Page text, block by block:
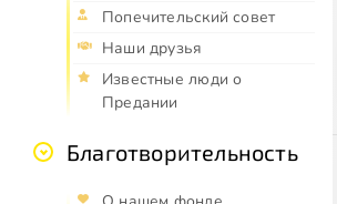
Попечительский совет
Наши друзья
Известные люди о
Предании
Благотворительность